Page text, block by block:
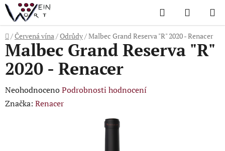
Přejít
na
obsah
Hledat
KOŠÍK
Domů
/Červená vína/Odrůdy/Malbec Grand Reserva "R" 2020 - Renacer
Malbec Grand Reserva "R"
2020 - Renacer
Průměrné
hodnocení
NeohodnocenoPodrobnosti hodnocení
Značka: Renacer